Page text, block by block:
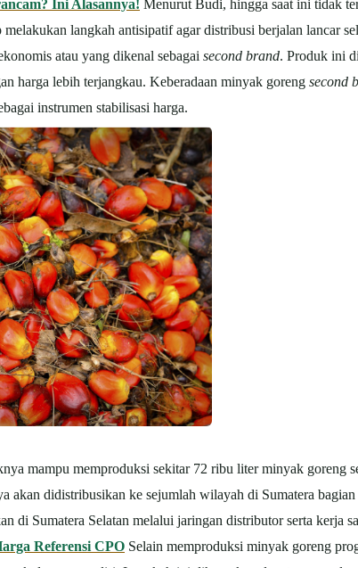
Ini Alasannya! Menurut Budi, hingga saat ini tidak
langkah antisipatif agar distribusi berjalan lancar
atau yang dikenal sebagai second brand. Produk ini
harga lebih terjangkau. Keberadaan minyak goreng second
instrumen stabilisasi harga.
mampu memproduksi sekitar 72 ribu liter minyak goreng
akan didistribusikan ke sejumlah wilayah di Sumatera bagian
di Sumatera Selatan melalui jaringan distributor serta kerja
Referensi CPO Selain memproduksi minyak goreng